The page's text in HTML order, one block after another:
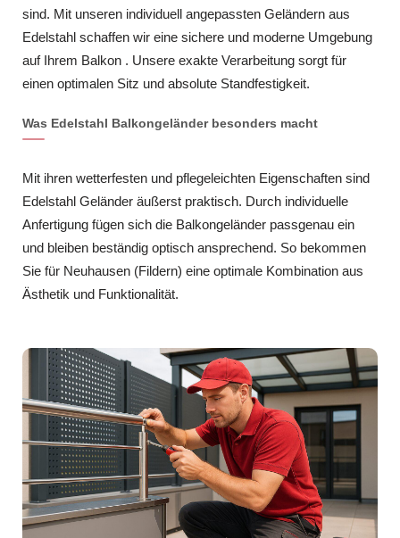
sind. Mit unseren individuell angepassten Geländern aus
Edelstahl schaffen wir eine sichere und moderne Umgebung
auf Ihrem Balkon . Unsere exakte Verarbeitung sorgt für
einen optimalen Sitz und absolute Standfestigkeit.
Was Edelstahl Balkongeländer besonders macht
Mit ihren wetterfesten und pflegeleichten Eigenschaften sind
Edelstahl Geländer äußerst praktisch. Durch individuelle
Anfertigung fügen sich die Balkongeländer passgenau ein
und bleiben beständig optisch ansprechend. So bekommen
Sie für Neuhausen (Fildern) eine optimale Kombination aus
Ästhetik und Funktionalität.